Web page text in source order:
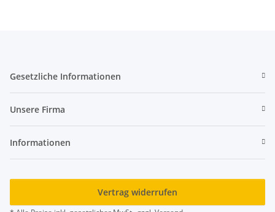
Gesetzliche Informationen
Unsere Firma
Informationen
Vertrag widerrufen